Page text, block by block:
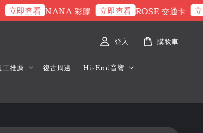
查看 NANA 彩膠 立即查看 ROSE 交通卡 立即
工推薦 復古周邊 Hi-End音響
登入 購物車